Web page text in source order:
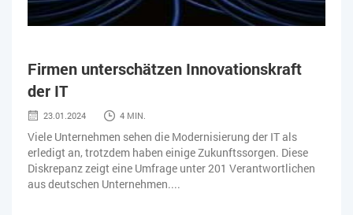
Firmen unterschätzen Innovationskraft
der IT
23.01.2024 4 MIN.
Viele Unternehmen sehen die Modernisierung der IT als
erledigt an, trotzdem haben einige Zukunftssorgen. Diese
Diskrepanz zeigt eine Umfrage unter 201 Verantwortlichen
aus deutschen Unternehmen....